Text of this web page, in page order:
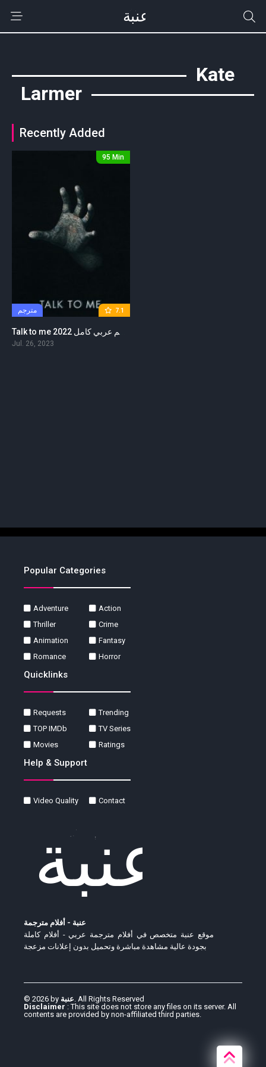
Kate
Larmer
Recently Added
7.1 مترجم
95 Min
Talk to me 2022 مترجم عربي كامل
Jul. 26, 2023
Popular Categories
Adventure
Action
Thriller
Crime
Animation
Fantasy
Romance
Horror
Quicklinks
Requests
Trending
TOP IMDb
TV Series
Movies
Ratings
Help & Support
Video Quality Contact
عنبة - أفلام مترجمة
موقع عنبة متخصص في أفلام مترجمة عربي - أفلام كاملة
بجودة عالية مشاهدة مباشرة وتحميل بدون إعلانات مزعجة
© 2026 by عنبة. All Rights Reserved
Disclaimer : This site does not store any files on its server. All
contents are provided by non-affiliated third parties.